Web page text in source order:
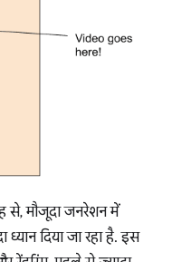
से, मौजूदा जनरेशन में
दिया जा रहा है. इस